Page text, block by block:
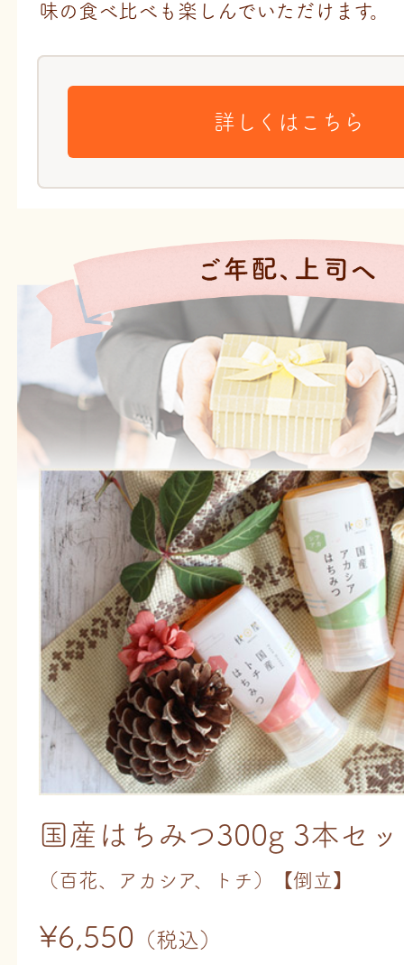
味の食べ比べも楽しんでいただけます。
詳しくはこちら
国産はちみつ300g 3本セ
（百花、アカシア、トチ）【倒立】
¥6,550 （税込）